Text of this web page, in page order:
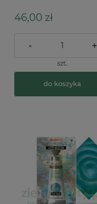
46,00 zł
- +
szt.
do koszyka